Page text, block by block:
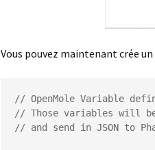
Vous pouvez maintenant crée un
// OpenMole Variable
// Those variables will be
// and send in JSON to